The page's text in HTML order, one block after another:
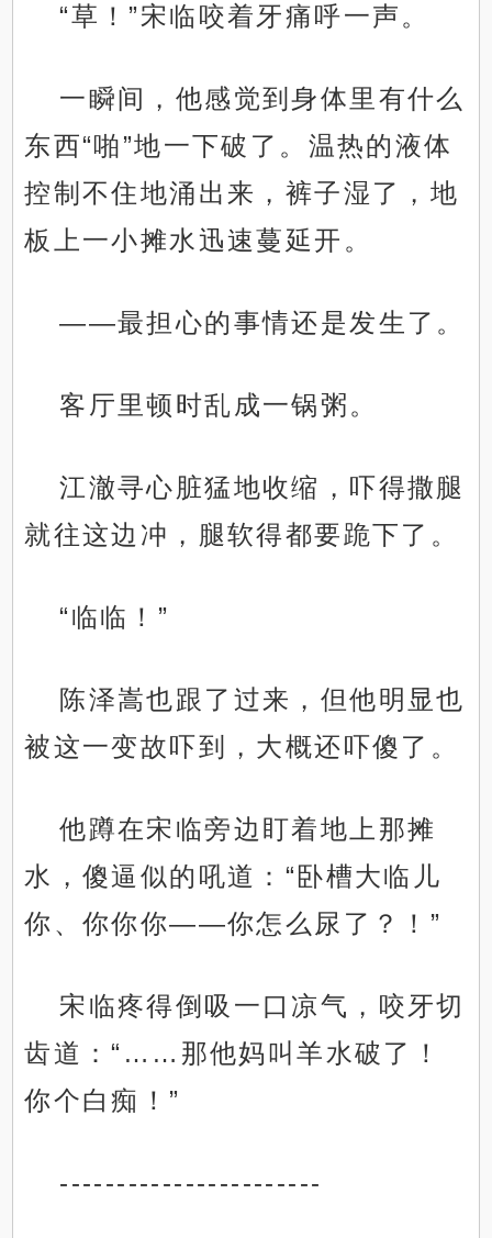
“草！”宋临咬着牙痛呼一声。
一瞬间，他感觉到身体里有什么
东西“啪”地一下破了。温热的液体
控制不住地涌出来，裤子湿了，地
板上一小摊水迅速蔓延开。
——最担心的事情还是发生了。
客厅里顿时乱成一锅粥。
江澈寻心脏猛地收缩，吓得撒腿
就往这边冲，腿软得都要跪下了。
“临临！”
陈泽嵩也跟了过来，但他明显也
被这一变故吓到，大概还吓傻了。
他蹲在宋临旁边盯着地上那摊
水，傻逼似的吼道：“卧槽大临儿
你、你你你——你怎么尿了？！”
宋临疼得倒吸一口凉气，咬牙切
齿道：“……那他妈叫羊水破了！
你个白痴！”
-----------------------